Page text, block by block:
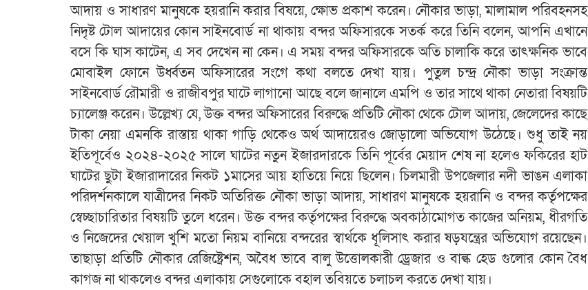
আদায় ও সাধারণ মানুষকে হয়রানি করার বিষয়ে, ক্ষোভ প্রকাশ করেন। নৌকার ভাড়া, মালামাল পরিবহনসহ
নিদৃষ্ট টোল আদায়ের কোন সাইনবোর্ড না থাকায় বন্দর অফিসারকে সতর্ক করে তিনি বলেন, আপনি এখানে
বসে কি ঘাস কাটেন, এ সব দেখেন না কেন। এ সময় বন্দর অফিসারকে অতি চালাকি করে তাৎক্ষনিক ভাবে
মোবাইল ফোনে উর্ধ্বতন অফিসারের সংগে কথা বলতে দেখা যায়। পুতুল চন্দ্র নৌকা ভাড়া সংক্রান্ত
সাইনবোর্ড রৌমারী ও রাজীবপুর ঘাটে লাগানো আছে বলে জানালে এমপি ও তার সাথে থাকা নেতারা বিষয়টি
চ্যালেঞ্জ করেন। উল্লেখ্য যে, উক্ত বন্দর অফিসারের বিরুদ্ধে প্রতিটি নৌকা থেকে টোল আদায়, জেলেদের কাছে
টাকা নেয়া এমনকি রাস্তায় থাকা গাড়ি থেকেও অর্থ আদায়েরও জোড়ালো অভিযোগ উঠেছে। শুধু তাই নয়
ইতিপূর্বেও ২০২৪-২০২৫ সালে ঘাটের নতুন ইজারদারকে তিনি পূর্বের মেয়াদ শেষ না হলেও ফকিরের হাট
ঘাটের ছুটা ইজারাদারের নিকট ১মাসের আয় হাতিয়ে নিয়ে ছিলেন। চিলমারী উপজেলার নদী ভাঙন এলাকা
পরিদর্শনকালে যাত্রীদের নিকট অতিরিক্ত নৌকা ভাড়া আদায়, সাধারণ মানুষকে হয়রানি ও বন্দর কর্তৃপক্ষের
স্বেচ্ছাচারিতার বিষয়টি তুলে ধরেন। উক্ত বন্দর কর্তৃপক্ষের বিরুদ্ধে অবকাঠামোগত কাজের অনিয়ম, ধীরগতি
ও নিজেদের খেয়াল খুশি মতো নিয়ম বানিয়ে বন্দরের স্বার্থকে ধূলিসাৎ করার ষড়যন্ত্রের অভিযোগ রয়েছেন।
তাছাড়া প্রতিটি নৌকার রেজিষ্ট্রেশন, অবৈধ ভাবে বালু উত্তোলকারী ড্রেজার ও বাল্ক হেড গুলোর কোন বৈধ
কাগজ না থাকলেও বন্দর এলাকায় সেগুলোকে বহাল তবিয়তে চলাচল করতে দেখা যায়।